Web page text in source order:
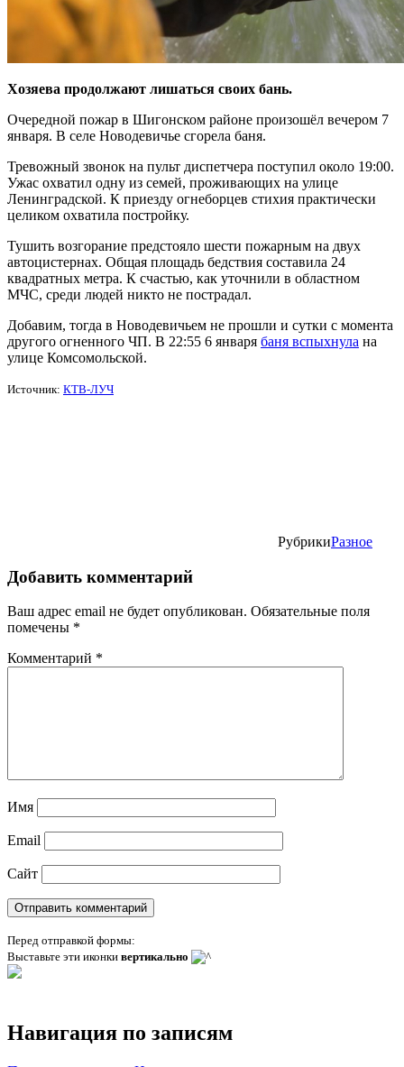
Хозяева продолжают лишаться своих бань.
Очередной пожар в Шигонском районе произошёл вечером 7
января. В селе Новодевичье сгорела баня.
Тревожный звонок на пульт диспетчера поступил около 19:00.
Ужас охватил одну из семей, проживающих на улице
Ленинградской. К приезду огнеборцев стихия практически
целиком охватила постройку.
Тушить возгорание предстояло шести пожарным на двух
автоцистернах. Общая площадь бедствия составила 24
квадратных метра. К счастью, как уточнили в областном
МЧС, среди людей никто не пострадал.
Добавим, тогда в Новодевичьем не прошли и сутки с момента
другого огненного ЧП. В 22:55 6 января баня вспыхнула на
улице Комсомольской.
Источник: КТВ-ЛУЧ
РубрикиРазное
Добавить комментарий
Ваш адрес email не будет опубликован. Обязательные поля
помечены *
Комментарий *
Имя
Email
Сайт
Перед отправкой формы:
Выставьте эти иконки вертикально
Навигация по записям